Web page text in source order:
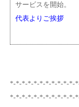
サービスを開始。
代表よりご挨拶
*-*-*-*-*-*-*-*-*-*-*-
*-*-*-*-*-*-*-*-*-*-*-